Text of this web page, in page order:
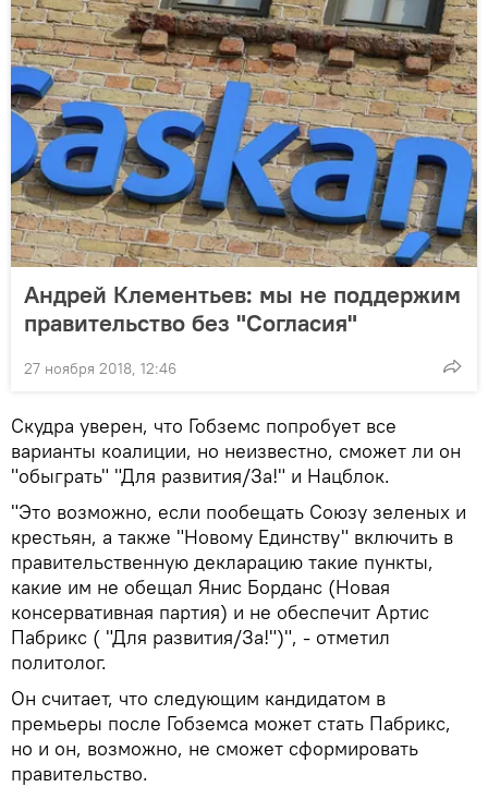
Андрей Клементьев: мы не поддержим
правительство без "Согласия"
27 ноября 2018, 12:46
Скудра уверен, что Гобземс попробует все
варианты коалиции, но неизвестно, сможет ли он
"обыграть" "Для развития/За!" и Нацблок.
"Это возможно, если пообещать Союзу зеленых и
крестьян, а также "Новому Единству" включить в
правительственную декларацию такие пункты,
какие им не обещал Янис Борданс (Новая
консервативная партия) и не обеспечит Артис
Пабрикс ( "Для развития/За!")", - отметил
политолог.
Он считает, что следующим кандидатом в
премьеры после Гобземса может стать Пабрикс,
но и он, возможно, не сможет сформировать
правительство.